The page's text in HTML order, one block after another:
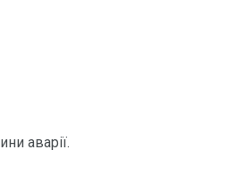
аварії.